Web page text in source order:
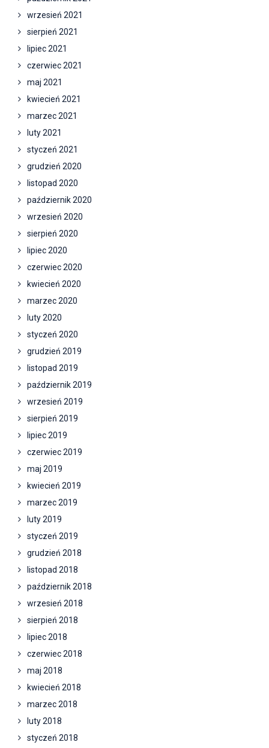
wrzesień 2021
sierpień 2021
lipiec 2021
czerwiec 2021
maj 2021
kwiecień 2021
marzec 2021
luty 2021
styczeń 2021
grudzień 2020
listopad 2020
październik 2020
wrzesień 2020
sierpień 2020
lipiec 2020
czerwiec 2020
kwiecień 2020
marzec 2020
luty 2020
styczeń 2020
grudzień 2019
listopad 2019
październik 2019
wrzesień 2019
sierpień 2019
lipiec 2019
czerwiec 2019
maj 2019
kwiecień 2019
marzec 2019
luty 2019
styczeń 2019
grudzień 2018
listopad 2018
październik 2018
wrzesień 2018
sierpień 2018
lipiec 2018
czerwiec 2018
maj 2018
kwiecień 2018
marzec 2018
luty 2018
styczeń 2018